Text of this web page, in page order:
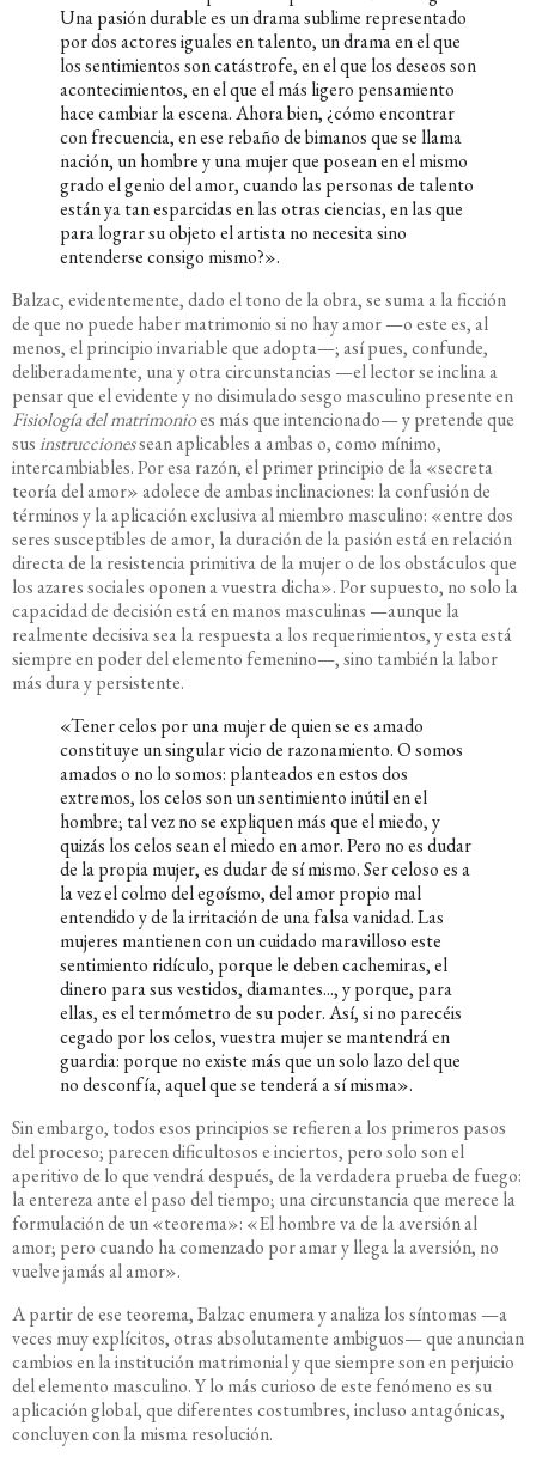
Una pasión durable es un drama sublime representado
por dos actores iguales en talento, un drama en el que
los sentimientos son catástrofe, en el que los deseos son
acontecimientos, en el que el más ligero pensamiento
hace cambiar la escena. Ahora bien, ¿cómo encontrar
con frecuencia, en ese rebaño de bimanos que se llama
nación, un hombre y una mujer que posean en el mismo
grado el genio del amor, cuando las personas de talento
están ya tan esparcidas en las otras ciencias, en las que
para lograr su objeto el artista no necesita sino
entenderse consigo mismo?».
Balzac, evidentemente, dado el tono de la obra, se suma a la ficción
de que no puede haber matrimonio si no hay amor —o este es, al
menos, el principio invariable que adopta—; así pues, confunde,
deliberadamente, una y otra circunstancias —el lector se inclina a
pensar que el evidente y no disimulado sesgo masculino presente en
Fisiología del matrimonioes más que intencionado— y pretende que
susinstruccionessean aplicables a ambas o, como mínimo,
intercambiables. Por esa razón, el primer principio de la «secreta
teoría del amor» adolece de ambas inclinaciones: la confusión de
términos y la aplicación exclusiva al miembro masculino: «entre dos
seres susceptibles de amor, la duración de la pasión está en relación
directa de la resistencia primitiva de la mujer o de los obstáculos que
los azares sociales oponen a vuestra dicha». Por supuesto, no solo la
capacidad de decisión está en manos masculinas —aunque la
realmente decisiva sea la respuesta a los requerimientos, y esta está
siempre en poder del elemento femenino—, sino también la labor
más dura y persistente.
«Tener celos por una mujer de quien se es amado
constituye un singular vicio de razonamiento. O somos
amados o no lo somos: planteados en estos dos
extremos, los celos son un sentimiento inútil en el
hombre; tal vez no se expliquen más que el miedo, y
quizás los celos sean el miedo en amor. Pero no es dudar
de la propia mujer, es dudar de sí mismo.Ser celoso es a
la vez el colmo del egoísmo, del amor propio mal
entendido y de la irritación de una falsa vanidad. Las
mujeres mantienen con un cuidado maravilloso este
sentimiento ridículo, porque le deben cachemiras, el
dinero para sus vestidos, diamantes..., y porque, para
ellas, es el termómetro de su poder. Así, si no parecéis
cegado por los celos, vuestra mujer se mantendrá en
guardia: porque no existe más que un solo lazo del que
no desconfía, aquel que se tenderá a sí misma».
Sin embargo, todos esos principios se refieren a los primeros pasos
del proceso; parecen dificultosos e inciertos, pero solo son el
aperitivo de lo que vendrá después, de la verdadera prueba de fuego:
la entereza ante el paso del tiempo; una circunstancia que merece la
formulación de un «teorema»: «El hombre va de la aversión al
amor; pero cuando ha comenzado por amar y llega la aversión, no
vuelve jamás al amor».
A partir de ese teorema, Balzac enumera y analiza los síntomas —a
veces muy explícitos, otras absolutamente ambiguos— que anuncian
cambios en la institución matrimonial y que siempre son en perjuicio
del elemento masculino. Y lo más curioso de este fenómeno es su
aplicación global, que diferentes costumbres, incluso antagónicas,
concluyen con la misma resolución.